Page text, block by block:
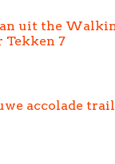
uit the
Tekken 7
accolade